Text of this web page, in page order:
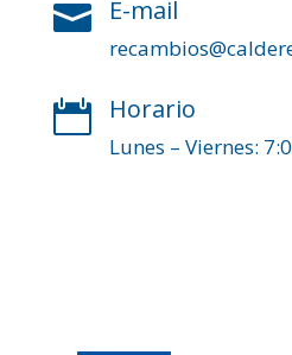
 E-mail
 Horario
Lunes – Viernes: